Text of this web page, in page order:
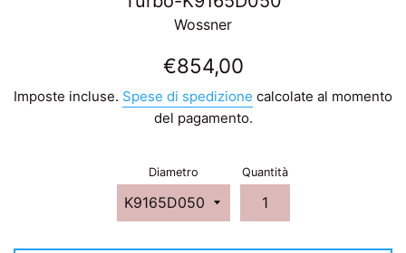
Wossner
Prezzo
listino
€854,00
Imposte incluse. Spese di spedizione calcolate al momento
del pagamento.
Diametro Quantità